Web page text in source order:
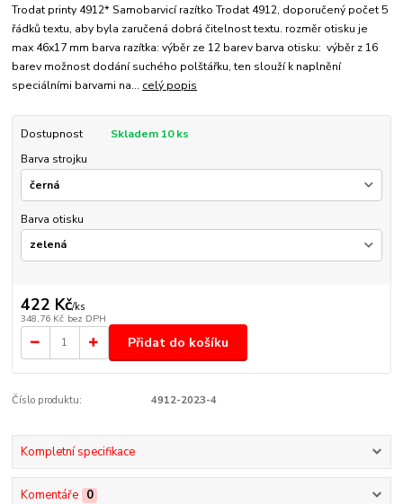
Trodat printy 4912* Samobarvicí razítko Trodat 4912, doporučený počet 5
řádků textu, aby byla zaručená dobrá čitelnost textu. rozměr otisku je
max 46x17 mm barva razítka: výběr ze 12 barev barva otisku: výběr z 16
barev možnost dodání suchého polštářku, ten slouží k naplnění
speciálními barvami na... celý popis
Dostupnost
Skladem 10 ks
Barva strojku
Barva otisku
422 Kč/ks
348,76 Kč bez DPH
Přidat do košíku
Číslo produktu: 4912-2023-4
Kompletní specifikace
Komentáře 0